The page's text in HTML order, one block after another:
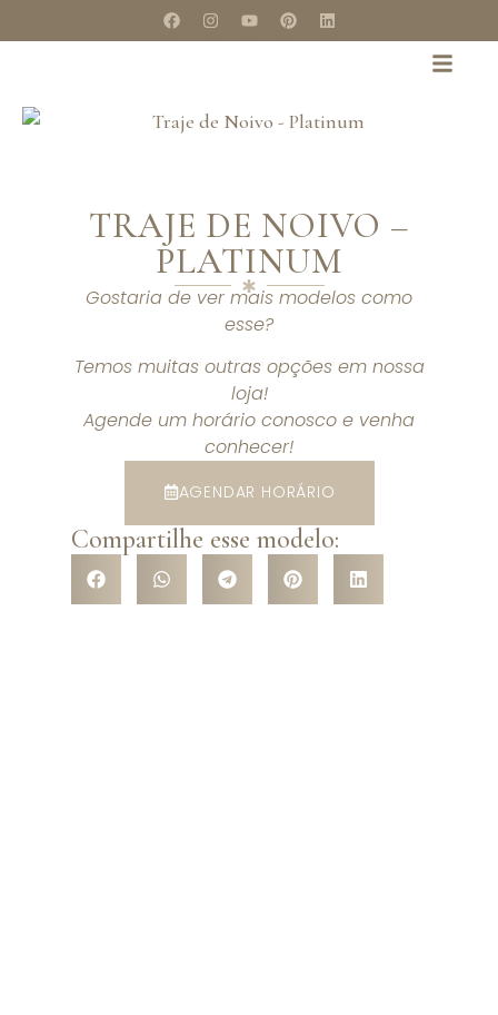
TRAJE DE NOIVO –
PLATINUM
Gostaria de ver mais modelos como
esse?
Temos muitas outras opções em nossa
loja!
Agende um horário conosco e venha
conhecer!
AGENDAR HORÁRIO
Compartilhe esse modelo: